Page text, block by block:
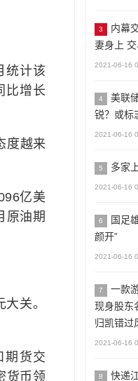
统计该
比增长
度越来
亿美
原油期
关。
期货交
货币领
3
内幕
妻身上
2021-06-16
4
美联
锐？或标
2021-06-16
5 多家
2021-06-16
6
国足
颜开”
2021-06-16
7
一款
现身股东
归凯错过
2021-06-16
8
快递